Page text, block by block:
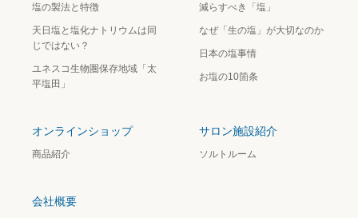
塩の製法と特徴
天日塩と塩化ナトリウムは同
じではない？
ユネスコ生物圏保存地域「太
平塩田」
減らすべき「塩」
なぜ「生の塩」が大切なのか
日本の塩事情
お塩の10箇条
オンラインショップ
商品紹介
サロン施設紹介
ソルトルーム
会社概要